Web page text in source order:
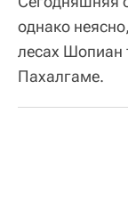
однако
лесах Шопиан
Пахалгаме.